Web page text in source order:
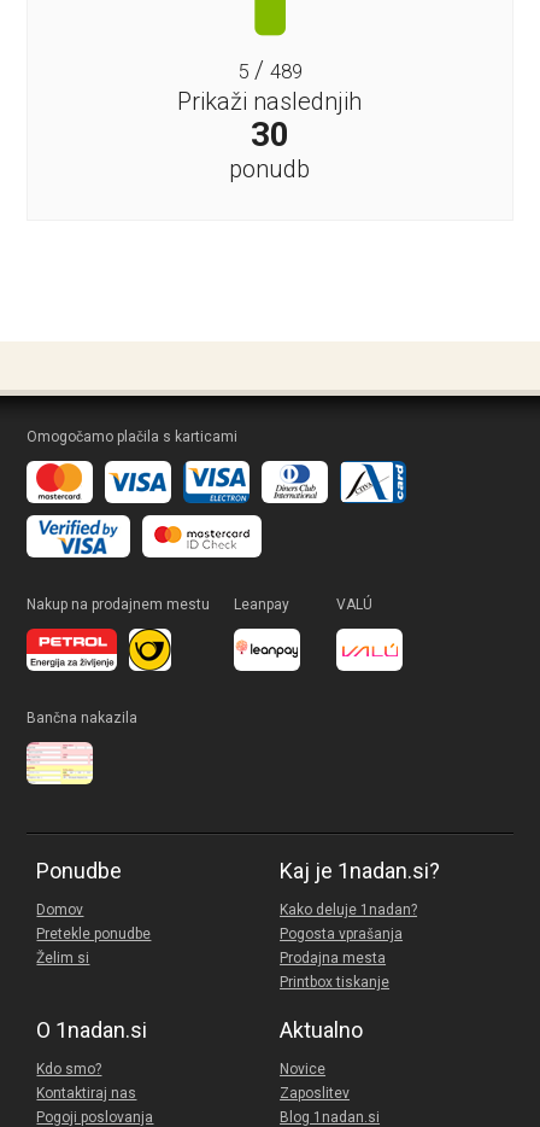
5/ 489
Prikaži naslednjih
30
ponudb
Omogočamo plačila s karticami
Nakup na prodajnem mestu Leanpay VALÚ
Bančna nakazila
Ponudbe
Domov
Pretekle ponudbe
Želim si
Kaj je 1nadan.si?
Kako deluje 1nadan?
Pogosta vprašanja
Prodajna mesta
Printbox tiskanje
O 1nadan.si
Kdo smo?
Kontaktiraj nas
Pogoji poslovanja
Aktualno
Novice
Zaposlitev
Blog 1nadan.si